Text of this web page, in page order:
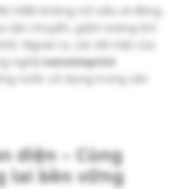
không chỉ siêu di động
chuyển, giảm lượng khí
Ngoài ra, các bề mặt của
nghệ nanoimprint
nước sử dụng trong sản
diện – Cùng
lai bền vững